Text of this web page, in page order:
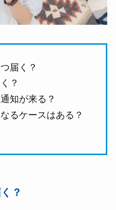
届く？
？
知が来る？
るケースはある？
？